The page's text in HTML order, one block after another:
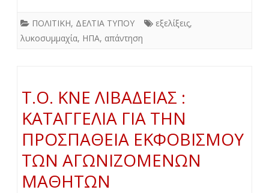
ΠΟΛΙΤΙΚΗ, ΔΕΛΤΙΑ ΤΥΠΟΥ εξελίξεις,
λυκοσυμμαχία, ΗΠΑ, απάντηση
Τ.Ο. ΚΝΕ ΛΙΒΑΔΕΙΑΣ :
ΚΑΤΑΓΓΕΛΙΑ ΓΙΑ ΤΗΝ
ΠΡΟΣΠΑΘΕΙΑ ΕΚΦΟΒΙΣΜΟΥ
ΤΩΝ ΑΓΩΝΙΖΟΜΕΝΩΝ
ΜΑΘΗΤΩΝ